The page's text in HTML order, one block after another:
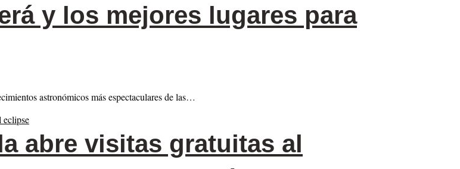
y los mejores lugares para
astronómicos más espectaculares de las…
abre visitas gratuitas al